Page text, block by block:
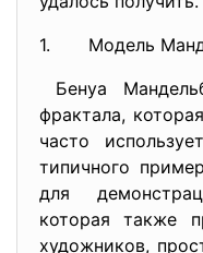
1. Модель
Бенуа
фрактала,
часто
типичного
для
которая также
художников,